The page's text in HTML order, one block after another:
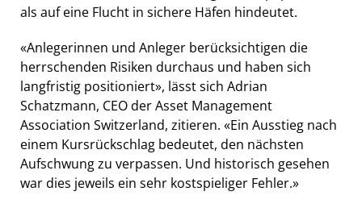
als auf eine Flucht in sichere Häfen hindeutet.
«Anlegerinnen und Anleger berücksichtigen die
herrschenden Risiken durchaus und haben sich
langfristig positioniert», lässt sich Adrian
Schatzmann, CEO der Asset Management
Association Switzerland, zitieren. «Ein Ausstieg nach
einem Kursrückschlag bedeutet, den nächsten
Aufschwung zu verpassen. Und historisch gesehen
war dies jeweils ein sehr kostspieliger Fehler.»